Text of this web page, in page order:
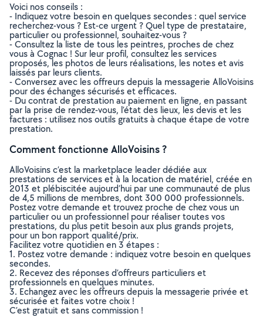
Voici nos conseils :
- Indiquez votre besoin en quelques secondes : quel service
recherchez-vous ? Est-ce urgent ? Quel type de prestataire,
particulier ou professionnel, souhaitez-vous ?
- Consultez la liste de tous les peintres, proches de chez
vous à Cognac ! Sur leur profil, consultez les services
proposés, les photos de leurs réalisations, les notes et avis
laissés par leurs clients.
- Conversez avec les offreurs depuis la messagerie AlloVoisins
pour des échanges sécurisés et efficaces.
- Du contrat de prestation au paiement en ligne, en passant
par la prise de rendez-vous, l’état des lieux, les devis et les
factures : utilisez nos outils gratuits à chaque étape de votre
prestation.
Comment fonctionne AlloVoisins ?
AlloVoisins c’est la marketplace leader dédiée aux
prestations de services et à la location de matériel, créée en
2013 et plébiscitée aujourd’hui par une communauté de plus
de 4,5 millions de membres, dont 300 000 professionnels.
Postez votre demande et trouvez proche de chez vous un
particulier ou un professionnel pour réaliser toutes vos
prestations, du plus petit besoin aux plus grands projets,
pour un bon rapport qualité/prix.
Facilitez votre quotidien en 3 étapes :
1. Postez votre demande : indiquez votre besoin en quelques
secondes.
2. Recevez des réponses d’offreurs particuliers et
professionnels en quelques minutes.
3. Echangez avec les offreurs depuis la messagerie privée et
sécurisée et faites votre choix !
C’est gratuit et sans commission !